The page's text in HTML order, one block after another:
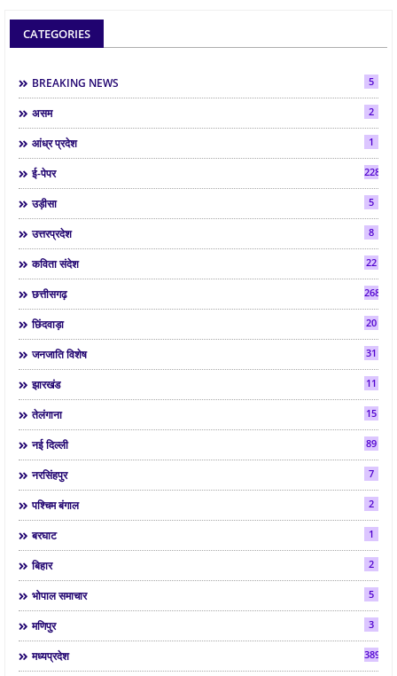
CATEGORIES
BREAKING NEWS 5
असम 2
आंध्र प्रदेश 1
ई-पेपर 2286
उड़ीसा 5
उत्तरप्रदेश 8
कविता संदेश 22
छत्तीसगढ़ 268
छिंदवाड़ा 20
जनजाति विशेष 31
झारखंड 11
तेलंगाना 15
नई दिल्ली 89
नरसिंहपुर 7
पश्चिम बंगाल 2
बरघाट 1
बिहार 2
भोपाल समाचार 5
मणिपुर 3
मध्यप्रदेश 3892